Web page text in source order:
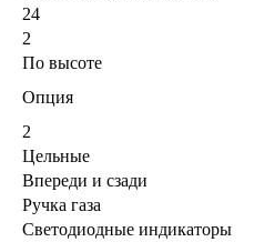
24
2
По высоте
Опция
2
Цельные
Впереди и сзади
Ручка газа
Светодиодные индикаторы